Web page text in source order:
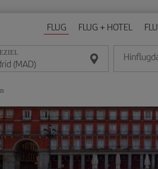
FLUG FLUG + HOTEL
Geben Sie